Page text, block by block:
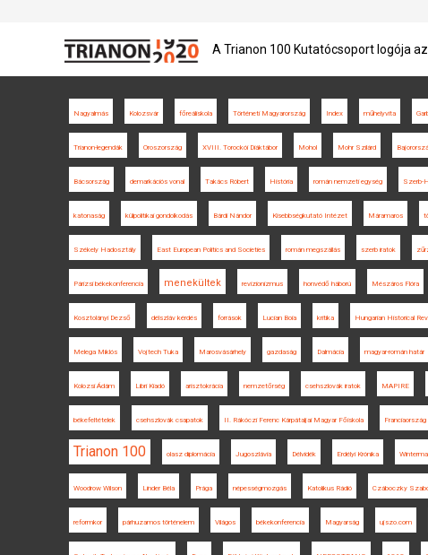
A Trianon 100 Kutatócsoport logója
Nagyalmás Kolozsvár főreáliskola Történeti Magyarország Index műhelyvita
Trianon-legendák Oroszország XVIII. Torockói Diáktábor Mohol Mohr Szilárd
Bácsország demarkációs vonal Takács Róbert História román nemzeti egység Szerb-
katonaság külpolitikai gondolkodás Bárdi Nándor Kisebbségkutató Intézet Máramaros
Székely Hadosztály East European Politics and Societies román megszállás szerb iratok
Párizsi békekonferencia menekültek revizionizmus honvédő háború Mészáros Flóra
Kosztolányi Dezső délszláv kérdés források Lucian Boia kritika Hungarian Historical
Melega Miklós Vojtech Tuka Marosvásárhely gazdaság Dalmácia magyar-román határ
Kolozsi Ádám Libri Kiadó arisztokrácia nemzetőrség csehszlovák iratok MAPIRE
békefeltételek csehszlovák csapatok II. Rákóczi Ferenc Kárpátaljai Magyar Főiskola Franciaország
Trianon 100 olasz diplomácia Jugoszlávia Délvidék Erdélyi Krónika
Woodrow Wilson Linder Béla Prága népességmozgás Katolikus Rádió Czáboczky
reformkor párhuzamos történelem Világos békekonferencia Magyarság ujszo.com